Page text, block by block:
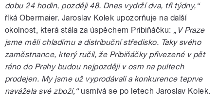
dobu 24 hodin, později 48. Dnes vydrží dva, tři týdny,“
říká Obermaier. Jaroslav Kolek upozorňuje na další
okolnost, která stála za úspěchem Pribiňáčku: „V Praze
jsme měli chladírnu a distribuční středisko. Taky svého
zaměstnance, který ručil, že Pribiňáčky přivezené v pět
ráno do Prahy budou nejpozději v osm na pultech
prodejen. My jsme už vyprodávali a konkurence teprve
navážela své zboží,“usmívá se po letech Jaroslav Kolek.